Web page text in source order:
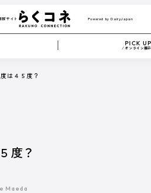
報サイト Powered by DairyJapan
PICK
/ オンライン展
JOURNAL
テキストや動画で紹介します。
は４５度？
度？
Maeda